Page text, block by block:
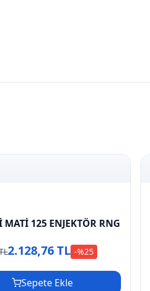
125 ENJEKTÖR RNG
2.128,76 TL -%25
Sepete Ekle